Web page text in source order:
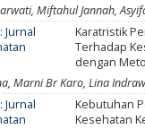
Miftahul Jannah,
Jurnal
Karatristik
Terhadap
dengan
Marni Br Karo, Lina
Jurnal
Kebutuhan
Kesehatan